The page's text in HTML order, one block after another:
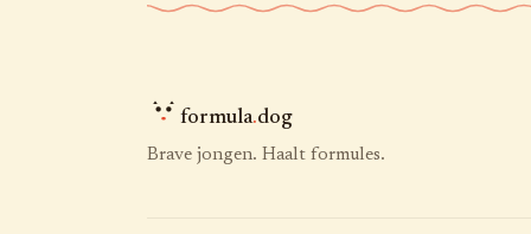
formula.dog
Brave jongen. Haalt formules.